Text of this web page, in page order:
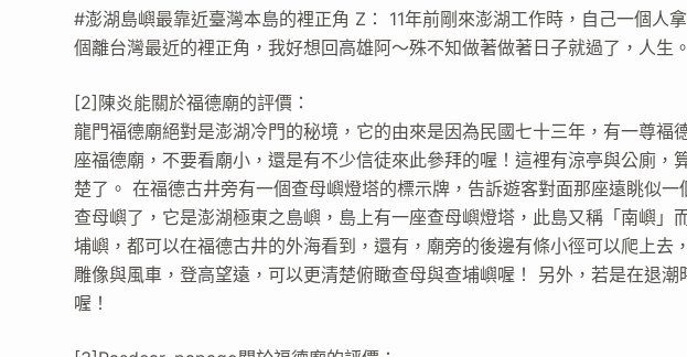
#澎湖島嶼最靠近臺灣本島的裡正角 Z： 11年前剛來澎湖工作時，自己一個人
個離台灣最近的裡正角，我好想回高雄阿～殊不知做著做著日子就過了，人生。
[2]陳炎能關於福德廟的評價：
龍門福德廟絕對是澎湖冷門的秘境，它的由來是因為民國七十三年，有一尊褔
座福德廟，不要看廟小，還是有不少信徒來此參拜的喔！這裡有涼亭與公廁，
楚了。 在福德古井旁有一個查母嶼燈塔的標示牌，告訴遊客對面那座遠眺似
查母嶼了，它是澎湖極東之島嶼，島上有一座查母嶼燈塔，此島又稱「南嶼」
埔嶼，都可以在福德古井的外海看到，還有，廟旁的後邊有條小徑可以爬上去
雕像與風車，登高望遠，可以更清楚俯瞰查母與查埔嶼喔！ 另外，若是在退
喔！